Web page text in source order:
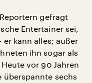
gefragt
Entertainer sei,
er kann alles; außer
ihn sogar als
vor 90 Jahren
überspannte sechs